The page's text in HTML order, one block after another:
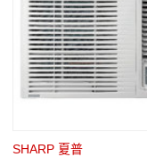
SHARP 夏普